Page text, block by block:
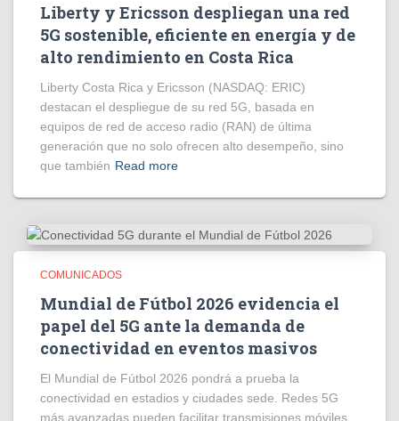
Liberty y Ericsson despliegan una red
5G sostenible, eficiente en energía y de
alto rendimiento en Costa Rica
Liberty Costa Rica y Ericsson (NASDAQ: ERIC)
destacan el despliegue de su red 5G, basada en
equipos de red de acceso radio (RAN) de última
generación que no solo ofrecen alto desempeño, sino
que también Read more
COMUNICADOS
Mundial de Fútbol 2026 evidencia el
papel del 5G ante la demanda de
conectividad en eventos masivos
El Mundial de Fútbol 2026 pondrá a prueba la
conectividad en estadios y ciudades sede. Redes 5G
más avanzadas pueden facilitar transmisiones móviles,